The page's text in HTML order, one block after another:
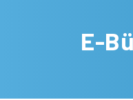
E-